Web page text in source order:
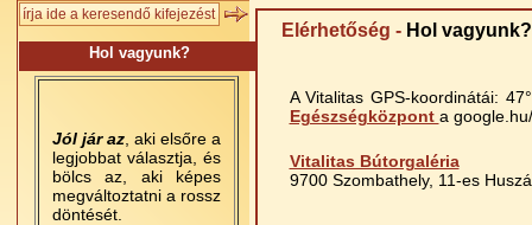
Hol vagyunk?
Jól jár az , aki elsőre a
legjobbat választja, és
bölcs az, aki képes
megváltoztatni a rossz
döntését.
Elérhetőség - Hol vagyunk?
A Vitalitas GPS-koordinátái:
Egészségközpont a
Vitalitas Bútorgaléria
9700 Szombathely, 11-es